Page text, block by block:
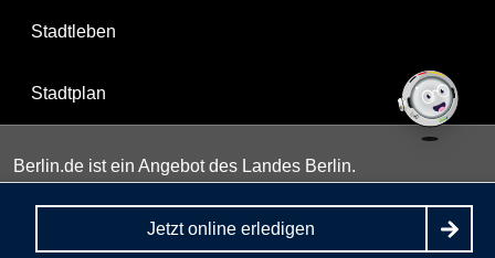
Jetzt online erledigen
Stadtleben
Stadtplan
Berlin.de ist ein Angebot des Landes Berlin.